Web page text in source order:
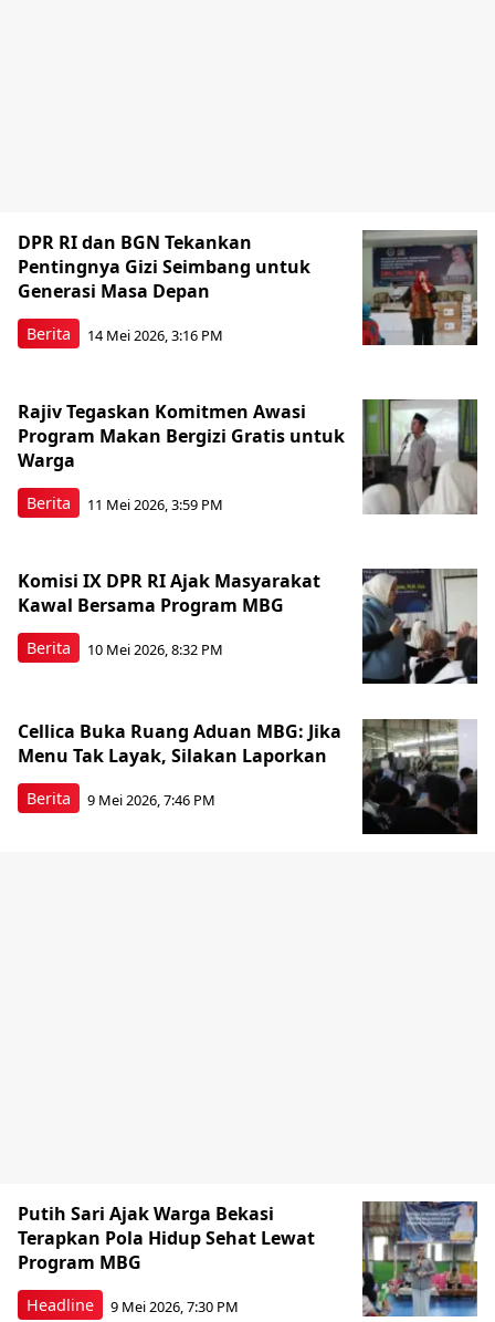
Berita
DPR RI dan BGN Tekankan
Pentingnya Gizi Seimbang untuk
Generasi Masa Depan
14 Mei 2026, 3:16 PM
Berita
Rajiv Tegaskan Komitmen Awasi
Program Makan Bergizi Gratis untuk
Warga
11 Mei 2026, 3:59 PM
Berita
Komisi IX DPR RI Ajak Masyarakat
Kawal Bersama Program MBG
10 Mei 2026, 8:32 PM
Berita
Cellica Buka Ruang Aduan MBG: Jika
Menu Tak Layak, Silakan Laporkan
9 Mei 2026, 7:46 PM
Headline
Putih Sari Ajak Warga Bekasi
Terapkan Pola Hidup Sehat Lewat
Program MBG
9 Mei 2026, 7:30 PM